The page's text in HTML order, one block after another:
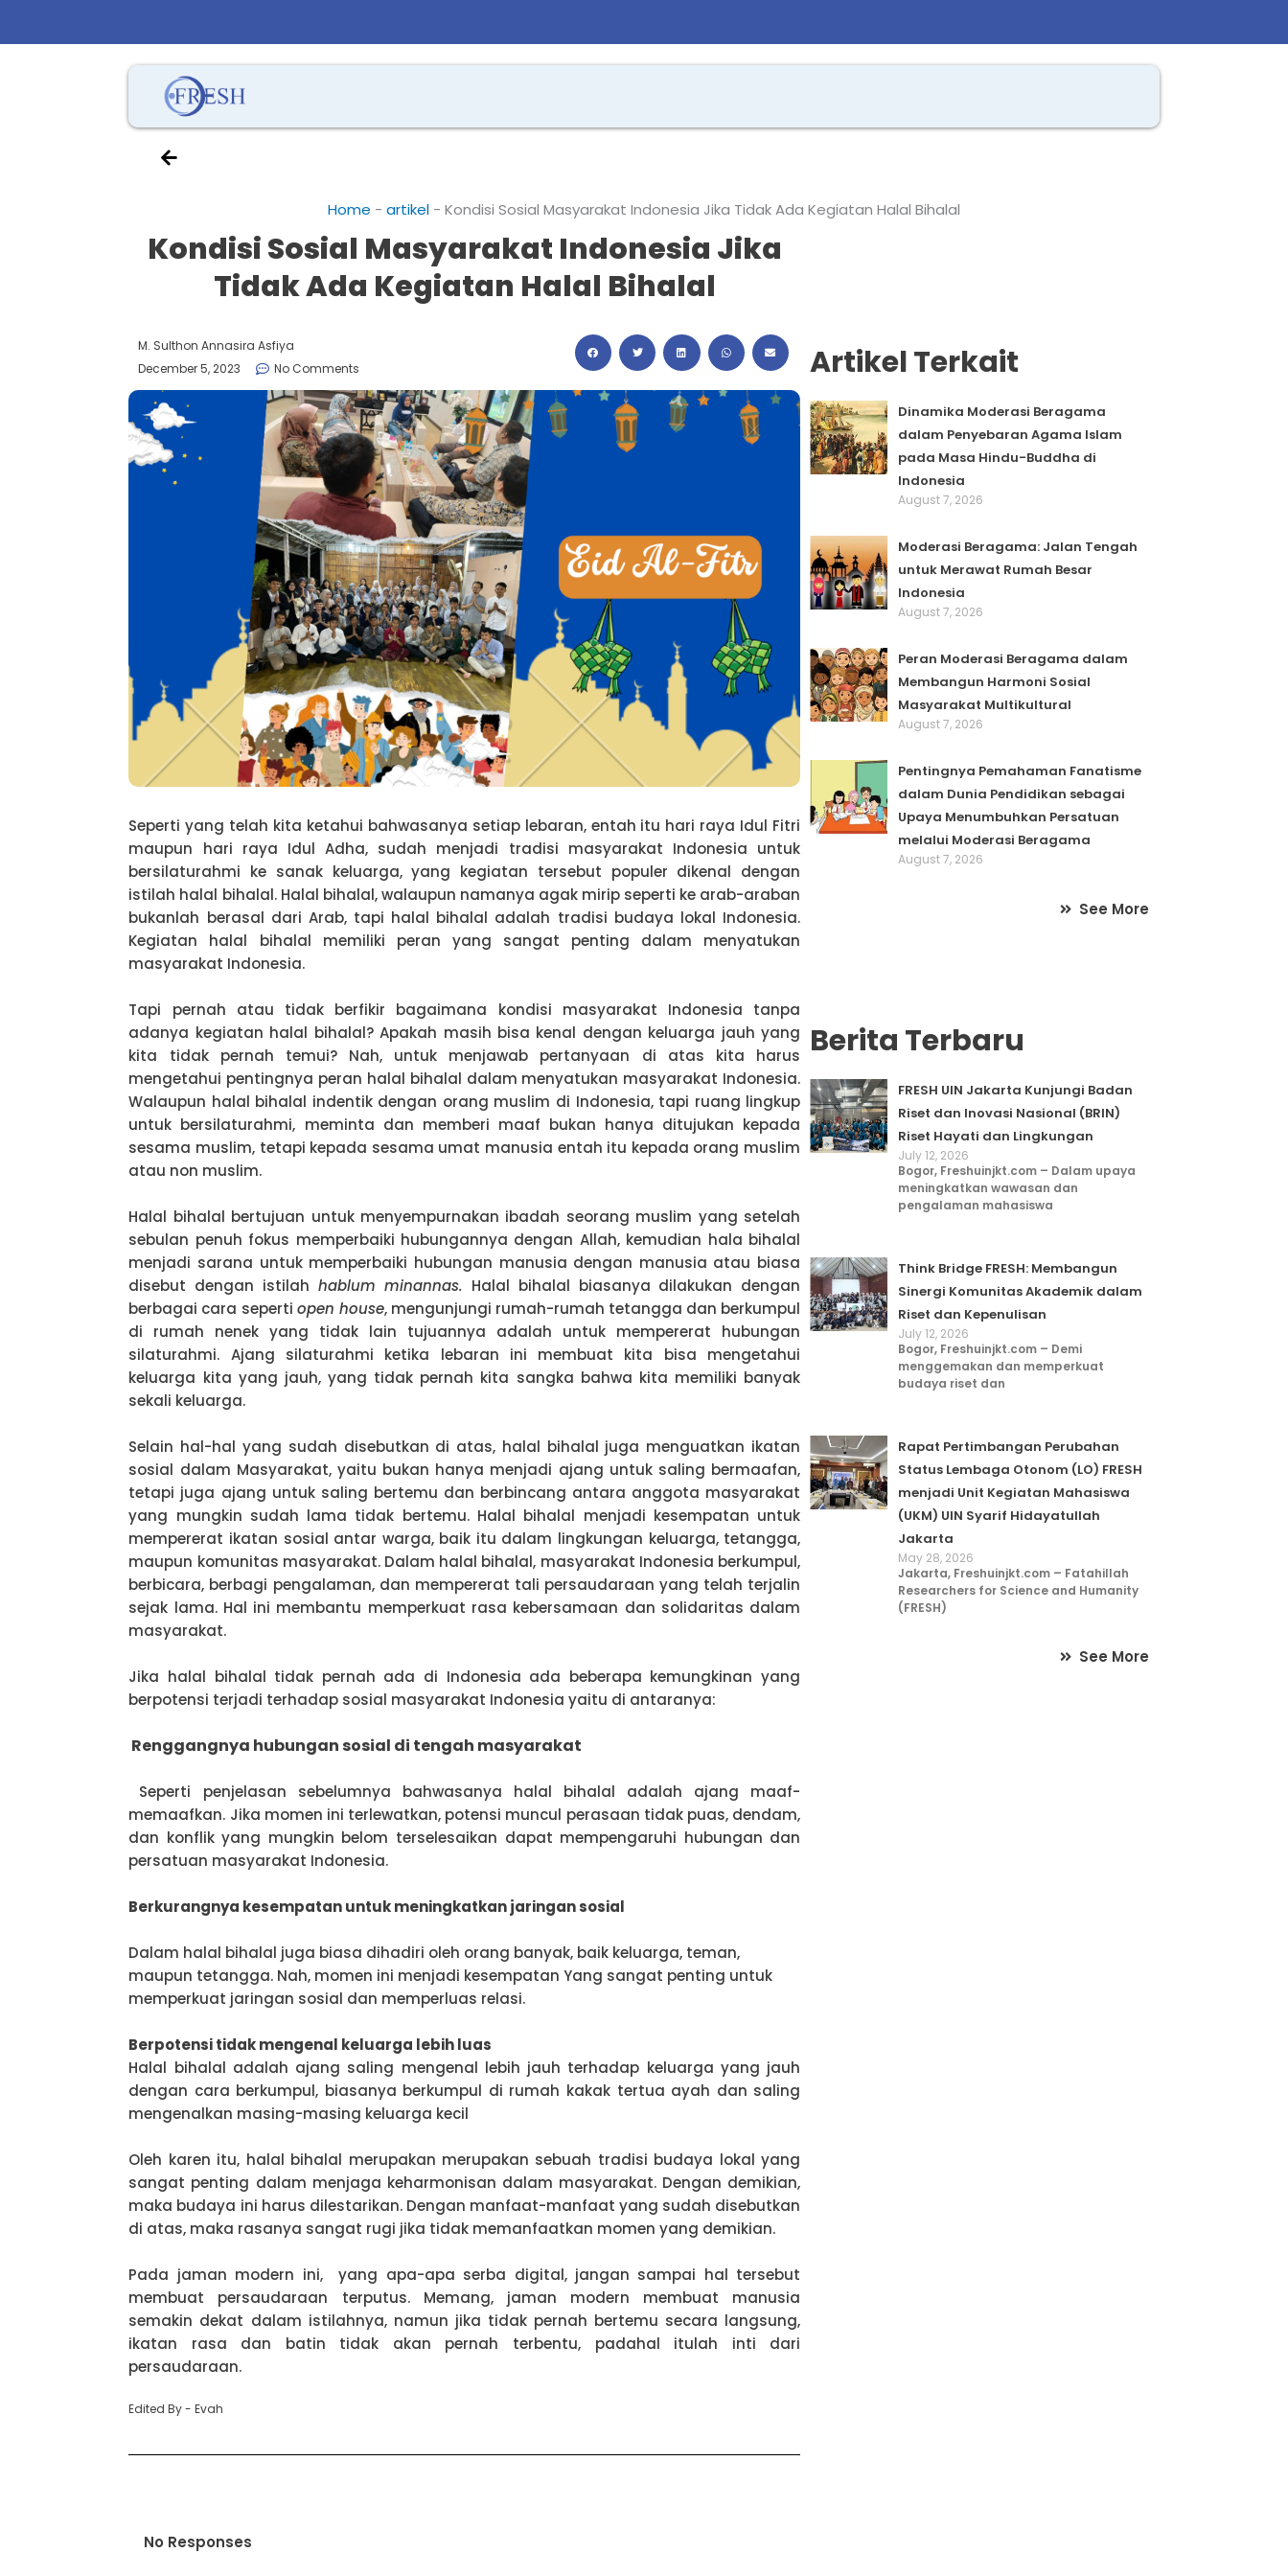
Home - artikel - Kondisi Sosial Masyarakat Indonesia Jika Tidak Ada Kegiatan Halal Bihalal
Kondisi Sosial Masyarakat Indonesia Jika
Tidak Ada Kegiatan Halal Bihalal
M. Sulthon Annasira Asfiya
December 5, 2023
No Comments
Seperti yang telah kita ketahui bahwasanya setiap lebaran, entah itu hari raya Idul Fitri
maupun hari raya Idul Adha, sudah menjadi tradisi masyarakat Indonesia untuk
bersilaturahmi ke sanak keluarga, yang kegiatan tersebut populer dikenal dengan
istilah halal bihalal. Halal bihalal, walaupun namanya agak mirip seperti ke arab-araban
bukanlah berasal dari Arab, tapi halal bihalal adalah tradisi budaya lokal Indonesia.
Kegiatan halal bihalal memiliki peran yang sangat penting dalam menyatukan
masyarakat Indonesia.
Tapi pernah atau tidak berfikir bagaimana kondisi masyarakat Indonesia tanpa
adanya kegiatan halal bihalal? Apakah masih bisa kenal dengan keluarga jauh yang
kita tidak pernah temui? Nah, untuk menjawab pertanyaan di atas kita harus
mengetahui pentingnya peran halal bihalal dalam menyatukan masyarakat Indonesia.
Walaupun halal bihalal indentik dengan orang muslim di Indonesia, tapi ruang lingkup
untuk bersilaturahmi, meminta dan memberi maaf bukan hanya ditujukan kepada
sesama muslim, tetapi kepada sesama umat manusia entah itu kepada orang muslim
atau non muslim.
Halal bihalal bertujuan untuk menyempurnakan ibadah seorang muslim yang setelah
sebulan penuh fokus memperbaiki hubungannya dengan Allah, kemudian hala bihalal
menjadi sarana untuk memperbaiki hubungan manusia dengan manusia atau biasa
disebut dengan istilah hablum minannas. Halal bihalal biasanya dilakukan dengan
berbagai cara seperti open house, mengunjungi rumah-rumah tetangga dan berkumpul
di rumah nenek yang tidak lain tujuannya adalah untuk mempererat hubungan
silaturahmi. Ajang silaturahmi ketika lebaran ini membuat kita bisa mengetahui
keluarga kita yang jauh, yang tidak pernah kita sangka bahwa kita memiliki banyak
sekali keluarga.
Selain hal-hal yang sudah disebutkan di atas, halal bihalal juga menguatkan ikatan
sosial dalam Masyarakat, yaitu bukan hanya menjadi ajang untuk saling bermaafan,
tetapi juga ajang untuk saling bertemu dan berbincang antara anggota masyarakat
yang mungkin sudah lama tidak bertemu. Halal bihalal menjadi kesempatan untuk
mempererat ikatan sosial antar warga, baik itu dalam lingkungan keluarga, tetangga,
maupun komunitas masyarakat. Dalam halal bihalal, masyarakat Indonesia berkumpul,
berbicara, berbagi pengalaman, dan mempererat tali persaudaraan yang telah terjalin
sejak lama. Hal ini membantu memperkuat rasa kebersamaan dan solidaritas dalam
masyarakat.
Jika halal bihalal tidak pernah ada di Indonesia ada beberapa kemungkinan yang
berpotensi terjadi terhadap sosial masyarakat Indonesia yaitu di antaranya:
Renggangnya hubungan sosial di tengah masyarakat
Seperti penjelasan sebelumnya bahwasanya halal bihalal adalah ajang maaf-
memaafkan. Jika momen ini terlewatkan, potensi muncul perasaan tidak puas, dendam,
dan konflik yang mungkin belom terselesaikan dapat mempengaruhi hubungan dan
persatuan masyarakat Indonesia.
Berkurangnya kesempatan untuk meningkatkan jaringan sosial
Dalam halal bihalal juga biasa dihadiri oleh orang banyak, baik keluarga, teman,
maupun tetangga. Nah, momen ini menjadi kesempatan Yang sangat penting untuk
memperkuat jaringan sosial dan memperluas relasi.
Berpotensi tidak mengenal keluarga lebih luas
Halal bihalal adalah ajang saling mengenal lebih jauh terhadap keluarga yang jauh
dengan cara berkumpul, biasanya berkumpul di rumah kakak tertua ayah dan saling
mengenalkan masing-masing keluarga kecil
Oleh karen itu, halal bihalal merupakan merupakan sebuah tradisi budaya lokal yang
sangat penting dalam menjaga keharmonisan dalam masyarakat. Dengan demikian,
maka budaya ini harus dilestarikan. Dengan manfaat-manfaat yang sudah disebutkan
di atas, maka rasanya sangat rugi jika tidak memanfaatkan momen yang demikian.
Pada jaman modern ini, yang apa-apa serba digital, jangan sampai hal tersebut
membuat persaudaraan terputus. Memang, jaman modern membuat manusia
semakin dekat dalam istilahnya, namun jika tidak pernah bertemu secara langsung,
ikatan rasa dan batin tidak akan pernah terbentu, padahal itulah inti dari
persaudaraan.
Edited By - Evah
Artikel Terkait
Dinamika Moderasi Beragama
dalam Penyebaran Agama Islam
pada Masa Hindu-Buddha di
Indonesia
August 7, 2026
Moderasi Beragama: Jalan Tengah
untuk Merawat Rumah Besar
Indonesia
August 7, 2026
Peran Moderasi Beragama dalam
Membangun Harmoni Sosial
Masyarakat Multikultural
August 7, 2026
Pentingnya Pemahaman Fanatisme
dalam Dunia Pendidikan sebagai
Upaya Menumbuhkan Persatuan
melalui Moderasi Beragama
August 7, 2026
See More
Berita Terbaru
FRESH UIN Jakarta Kunjungi Badan
Riset dan Inovasi Nasional (BRIN)
Riset Hayati dan Lingkungan
July 12, 2026
Bogor, Freshuinjkt.com – Dalam upaya
meningkatkan wawasan dan
pengalaman mahasiswa
Think Bridge FRESH: Membangun
Sinergi Komunitas Akademik dalam
Riset dan Kepenulisan
July 12, 2026
Bogor, Freshuinjkt.com – Demi
menggemakan dan memperkuat
budaya riset dan
Rapat Pertimbangan Perubahan
Status Lembaga Otonom (LO) FRESH
menjadi Unit Kegiatan Mahasiswa
(UKM) UIN Syarif Hidayatullah
Jakarta
May 28, 2026
Jakarta, Freshuinjkt.com – Fatahillah
Researchers for Science and Humanity
(FRESH)
See More
No Responses